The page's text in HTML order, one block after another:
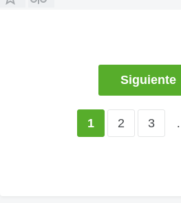
Siguiente
1 2 3